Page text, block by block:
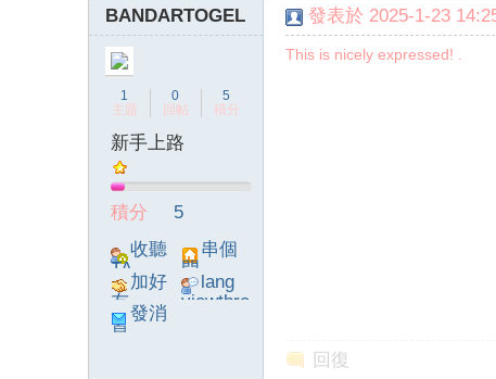
BANDARTOGEL
1
主題
0
回帖
5
積分
新手上路
積分
5
收聽
TA
串個
門
加好
友
lang
viewthre
發消
息
發表於 2025-1-23
This is nicely expressed! .
回復